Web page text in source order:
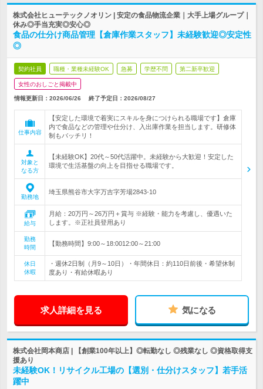
株式会社ヒューテックノオリン | 安定の食品物流企業｜大手上場グループ｜
休み◎手当充実◎安心◎
食品の仕分け商品管理【倉庫作業スタッフ】未経験歓迎◎安定性
◎
契約社員 職種・業種未経験OK 急募 学歴不問 第二新卒歓迎
女性のおしごと掲載中
情報更新日：2026/06/26 終了予定日： 2026/08/27
仕事内容
【安定した環境で着実にスキルを身につけられる職場です】倉庫
内で食品などの管理や仕分け、入出庫作業を担当します。研修体
制もバッチリ！
対象と
なる方
【未経験OK】20代～50代活躍中。未経験から大歓迎！安定した
環境で生活基盤の向上を目指せる職場です。
勤務地
埼玉県熊谷市大字万吉字芳場2843-10
給与
月給：20万円～26万円＋賞与 ※経験・能力を考慮し、優遇いた
します。※正社員登用あり
勤務
時間
【勤務時間】9:00～18:0012:00～21:00
休日
休暇
・週休2日制（月9～10日）・年間休日：約110日前後・希望休制
度あり・有給休暇あり
求人詳細を見る 気になる
株式会社岡本商店 | 【創業100年以上】◎転勤なし ◎残業なし ◎資格取得支
援あり
未経験OK！リサイクル工場の【選別・仕分けスタッフ】若手活
躍中